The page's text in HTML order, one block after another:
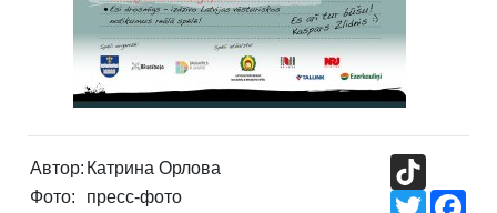
Автор: Катрина Орлова
Фото:
пресс-фото
Twitter